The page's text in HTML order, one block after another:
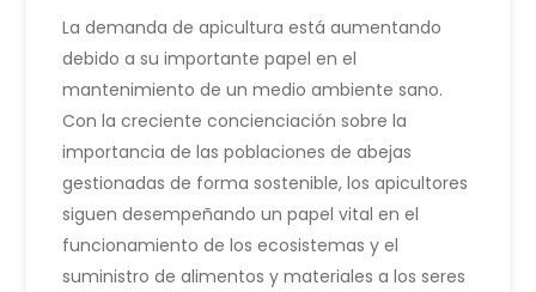
La demanda de apicultura está aumentando
debido a su importante papel en el
mantenimiento de un medio ambiente sano.
Con la creciente concienciación sobre la
importancia de las poblaciones de abejas
gestionadas de forma sostenible, los apicultores
siguen desempeñando un papel vital en el
funcionamiento de los ecosistemas y el
suministro de alimentos y materiales a los seres